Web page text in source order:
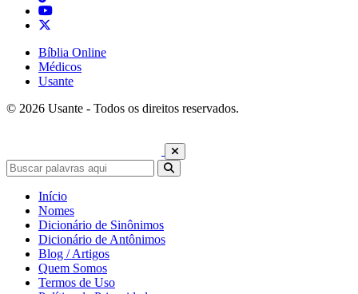
Bíblia Online
Médicos
Usante
© 2026 Usante - Todos os direitos reservados.
Início
Nomes
Dicionário de Sinônimos
Dicionário de Antônimos
Blog / Artigos
Quem Somos
Termos de Uso